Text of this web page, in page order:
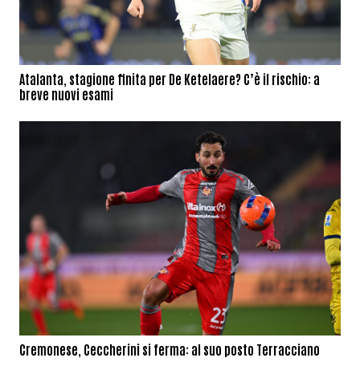
Atalanta, stagione finita per De Ketelaere? C’è il rischio: a
breve nuovi esami
Cremonese, Ceccherini si ferma: al suo posto Terracciano